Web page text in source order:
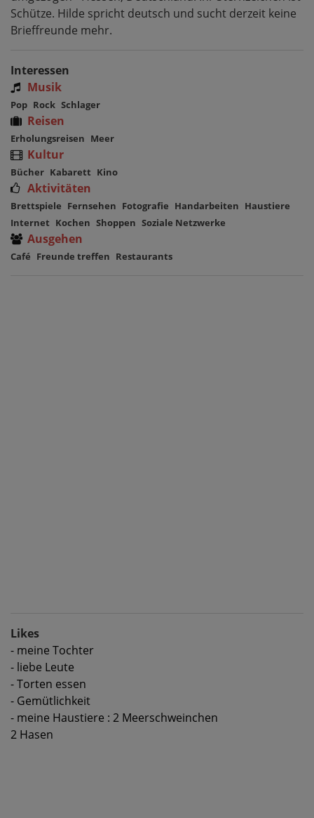
Schütze. Hilde spricht deutsch und sucht derzeit keine
Brieffreunde mehr.
Interessen
Musik
Pop Rock Schlager
Reisen
Erholungsreisen Meer
Kultur
Bücher Kabarett Kino
Aktivitäten
Brettspiele Fernsehen Fotografie Handarbeiten Haustiere
Internet Kochen Shoppen Soziale Netzwerke
Ausgehen
Café Freunde treffen Restaurants
Likes
- meine Tochter
- liebe Leute
- Torten essen
- Gemütlichkeit
- meine Haustiere : 2 Meerschweinchen
2 Hasen